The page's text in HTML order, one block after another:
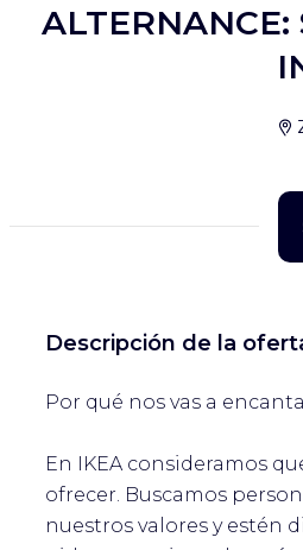
ALTERNANCE:
Descripción de la
Por qué nos vas a
En IKEA consideramos
ofrecer. Buscamos
nuestros valores y estén